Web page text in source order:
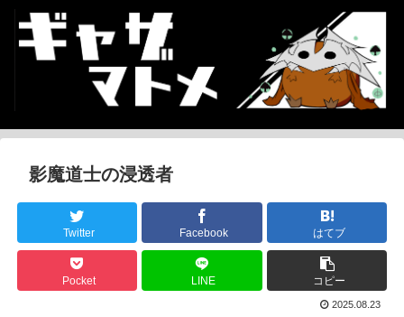
影魔道士の浸透者
Twitter Facebook はてブ
Pocket LINE コピー
2025.08.23